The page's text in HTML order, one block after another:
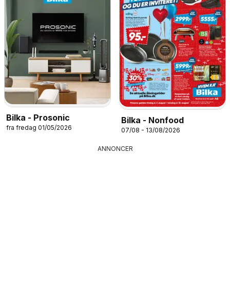
Bilka - Prosonic
fra fredag 01/05/2026
Bilka - Nonfood
07/08 - 13/08/2026
ANNONCER